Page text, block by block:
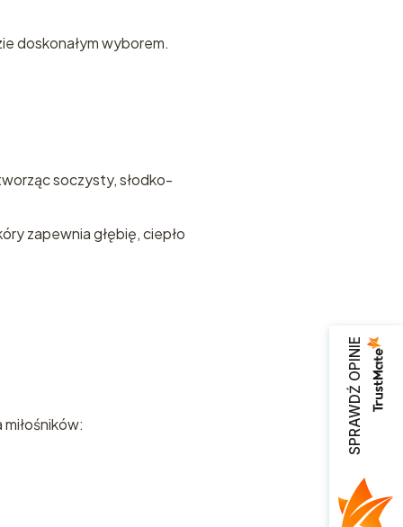
doskonałym wyborem.
soczysty, słodko-
zapewnia głębię, ciepło
SPRAWDŹ OPINIE